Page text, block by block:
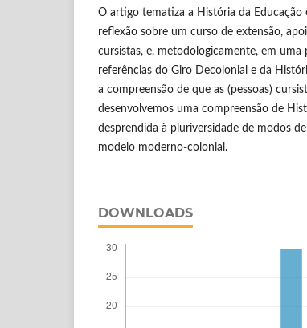
O artigo tematiza a História da Educação
reflexão sobre um curso de extensão,
cursistas, e, metodologicamente, em
referências do Giro Decolonial e da
a compreensão de que as (pessoas)
desenvolvemos uma compreensão de
desprendida à pluriversidade de modos
modelo moderno-colonial.
DOWNLOADS